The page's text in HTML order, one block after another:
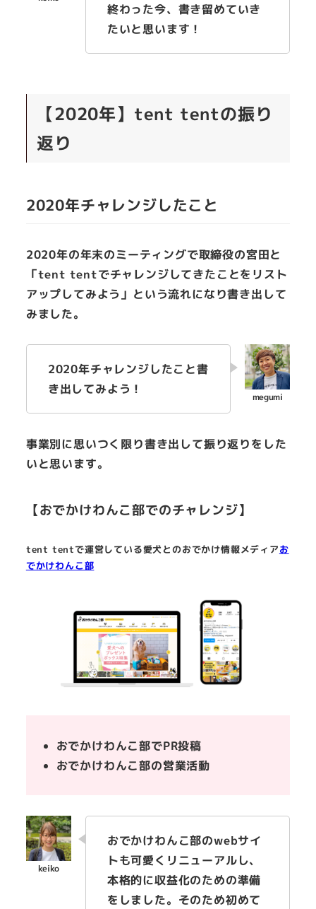
終わった今、書き留めていき
たいと思います！
【2020年】tent tentの振り
返り
2020年チャレンジしたこと
2020年の年末のミーティングで取締役の宮田と
「tent tentでチャレンジしてきたことをリスト
アップしてみよう」という流れになり書き出して
みました。
2020年チャレンジしたこと書
き出してみよう！
事業別に思いつく限り書き出して振り返りをした
いと思います。
【おでかけわんこ部でのチャレンジ】
tent tentで運営している愛犬とのおでかけ情報メディアお
でかけわんこ部
おでかけわんこ部でPR投稿
おでかけわんこ部の営業活動
おでかけわんこ部のwebサイ
トも可愛くリニューアルし、
本格的に収益化のための準備
をしました。そのため初めて